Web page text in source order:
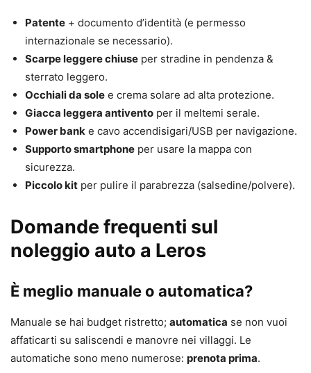
Patente + documento d’identità (e permesso
internazionale se necessario).
Scarpe leggere chiuse per stradine in pendenza &
sterrato leggero.
Occhiali da sole e crema solare ad alta protezione.
Giacca leggera antivento per il meltemi serale.
Power bank e cavo accendisigari/USB per navigazione.
Supporto smartphone per usare la mappa con
sicurezza.
Piccolo kit per pulire il parabrezza (salsedine/polvere).
Domande frequenti sul
noleggio auto a Leros
È meglio manuale o automatica?
Manuale se hai budget ristretto; automatica se non vuoi
affaticarti su saliscendi e manovre nei villaggi. Le
automatiche sono meno numerose: prenota prima.